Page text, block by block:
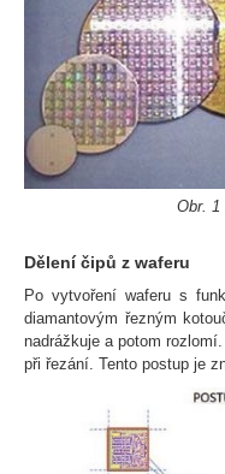
Obr. 1
Dělení čipů z waferu
Po vytvoření waferu s
diamantovým řezným
nadrážkuje a potom
při řezání. Tento postup je